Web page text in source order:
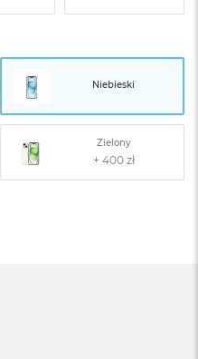
Niebieski
Zielony